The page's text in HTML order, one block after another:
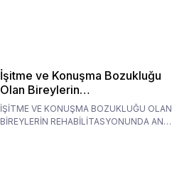
İşitme ve Konuşma Bozukluğu
Olan Bireylerin
Rehabilitasyonunda Ana
Babaların Tutumları
İŞİTME VE KONUŞMA BOZUKLUĞU OLAN
BİREYLERİN REHABİLİTASYONUNDA ANA